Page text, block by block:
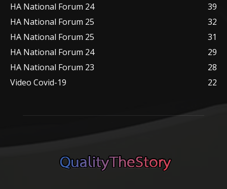
HA National Forum 24
39
HA National Forum 25
32
HA National Forum 25
31
HA National Forum 24
29
HA National Forum 23
28
Video Covid-19
22